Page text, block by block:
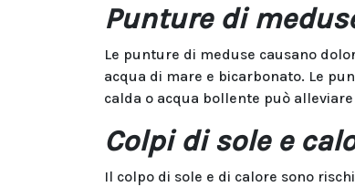
Punture di
Le punture di meduse causano
acqua di mare e bicarbonato. Le
calda o acqua bollente può
Colpi di sole e
Il colpo di sole e di calore sono